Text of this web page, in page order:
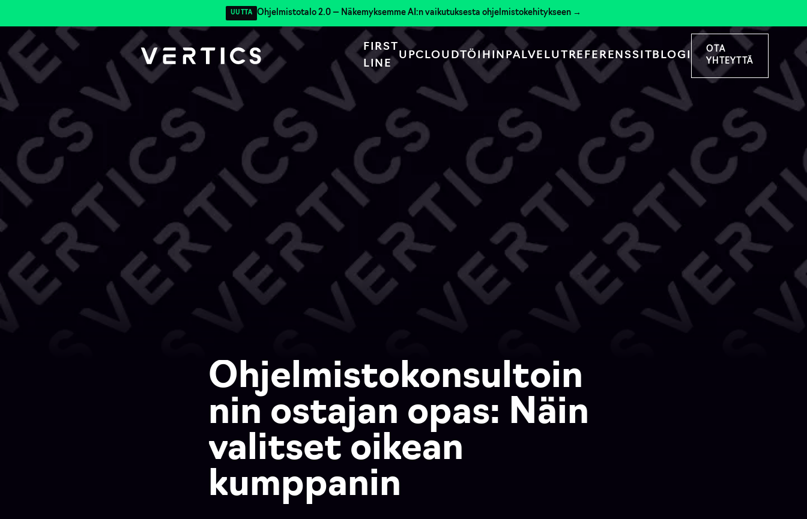
UUTTA Ohjelmistotalo 2.0 — Näkemyksemme AI:n vaikutuksesta ohjelmistokehitykseen →
FIRST
LINE
UPCLOUDTÖIHINPALVELUTREFERENSSITBLOGI
OTA
YHTEYTTÄ
Ohjelmistokonsultoin
nin ostajan opas: Näin
valitset oikean
kumppanin